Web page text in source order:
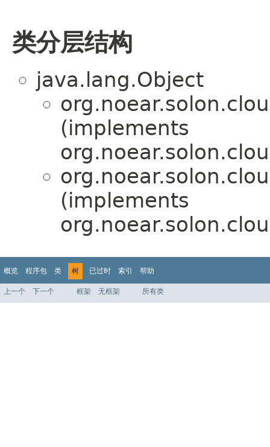
类分层结构
java.lang.Object
(implements
(implements
概览 程序包 类 树 已过时 索引 帮助
上一个 下一个 框架 无框架 所有类